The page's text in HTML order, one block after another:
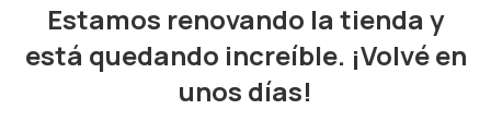
Estamos renovando la tienda y
está quedando increíble. ¡Volvé en
unos días!